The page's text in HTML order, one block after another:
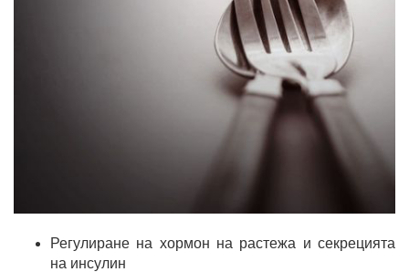
Регулиране на хормон на растежа и секрецията
на инсулин